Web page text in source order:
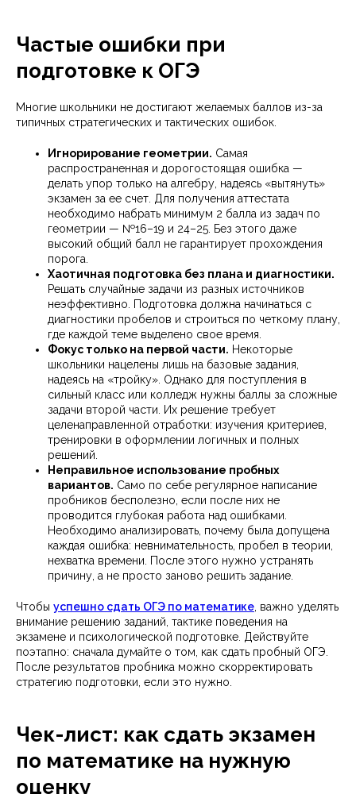
Частые ошибки при
подготовке к ОГЭ
Многие школьники не достигают желаемых баллов из-за
типичных стратегических и тактических ошибок.
Игнорирование геометрии. Самая
распространенная и дорогостоящая ошибка —
делать упор только на алгебру, надеясь «вытянуть»
экзамен за ее счет. Для получения аттестата
необходимо набрать минимум 2 балла из задач по
геометрии — №16–19 и 24–25. Без этого даже
высокий общий балл не гарантирует прохождения
порога.
Хаотичная подготовка без плана и диагностики.
Решать случайные задачи из разных источников
неэффективно. Подготовка должна начинаться с
диагностики пробелов и строиться по четкому плану,
где каждой теме выделено свое время.
Фокус только на первой части. Некоторые
школьники нацелены лишь на базовые задания,
надеясь на «тройку». Однако для поступления в
сильный класс или колледж нужны баллы за сложные
задачи второй части. Их решение требует
целенаправленной отработки: изучения критериев,
тренировки в оформлении логичных и полных
решений.
Неправильное использование пробных
вариантов. Само по себе регулярное написание
пробников бесполезно, если после них не
проводится глубокая работа над ошибками.
Необходимо анализировать, почему была допущена
каждая ошибка: невнимательность, пробел в теории,
нехватка времени. После этого нужно устранять
причину, а не просто заново решить задание.
Чтобы успешно сдать ОГЭ по математике , важно уделять
внимание решению заданий, тактике поведения на
экзамене и психологической подготовке. Действуйте
поэтапно: сначала думайте о том, как сдать пробный ОГЭ.
После результатов пробника можно скорректировать
стратегию подготовки, если это нужно.
Чек-лист: как сдать экзамен
по математике на нужную
оценку